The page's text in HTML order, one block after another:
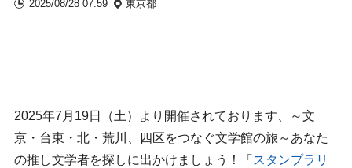
2025/08/28 07:59 東京都
2025年7月19日（土）より開催されております、～文
京・台東・北・荒川、四区をつなぐ文学館の旅～あなた
の推し文学者を探しに出かけましょう！「 スタンプラリ